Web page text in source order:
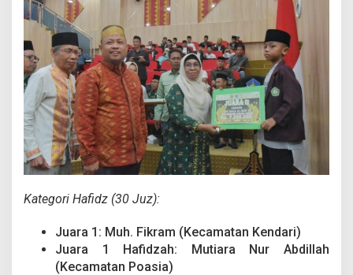
Kategori Hafidz (30 Juz):
Juara 1: Muh. Fikram (Kecamatan Kendari)
Juara 1 Hafidzah: Mutiara Nur Abdillah
(Kecamatan Poasia)